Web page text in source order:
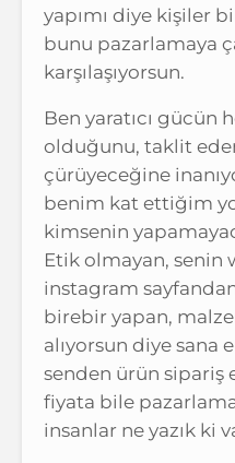
yapımı diye kişiler
bunu pazarlamaya
karşılaşıyorsun.
Ben yaratıcı gücün
olduğunu, taklit
çürüyeceğine
benim kat ettiğim
kimsenin
Etik olmayan, senin
instagram
birebir yapan,
alıyorsun diye sana
senden ürün sipariş
fiyata bile
insanlar ne yazık ki